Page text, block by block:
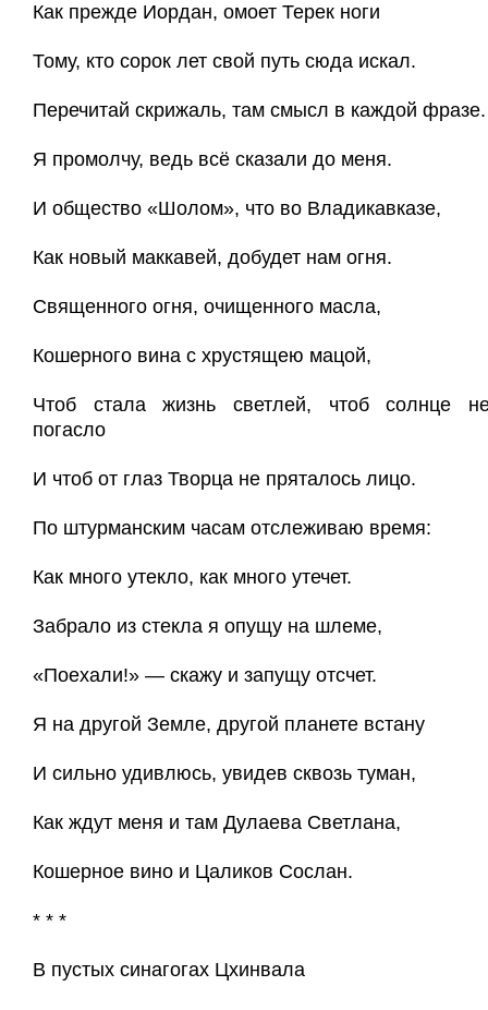
Как прежде Иордан, омоет Терек ноги
Тому, кто сорок лет свой путь сюда искал.
Перечитай скрижаль, там смысл в каждой фразе.
Я промолчу, ведь всё сказали до меня.
И общество «Шолом», что во Владикавказе,
Как новый маккавей, добудет нам огня.
Священного огня, очищенного масла,
Кошерного вина с хрустящею мацой,
Чтоб стала жизнь светлей, чтоб солнце
погасло
И чтоб от глаз Творца не пряталось лицо.
По штурманским часам отслеживаю время:
Как много утекло, как много утечет.
Забрало из стекла я опущу на шлеме,
«Поехали!» — скажу и запущу отсчет.
Я на другой Земле, другой планете встану
И сильно удивлюсь, увидев сквозь туман,
Как ждут меня и там Дулаева Светлана,
Кошерное вино и Цаликов Сослан.
* * *
В пустых синагогах Цхинвала